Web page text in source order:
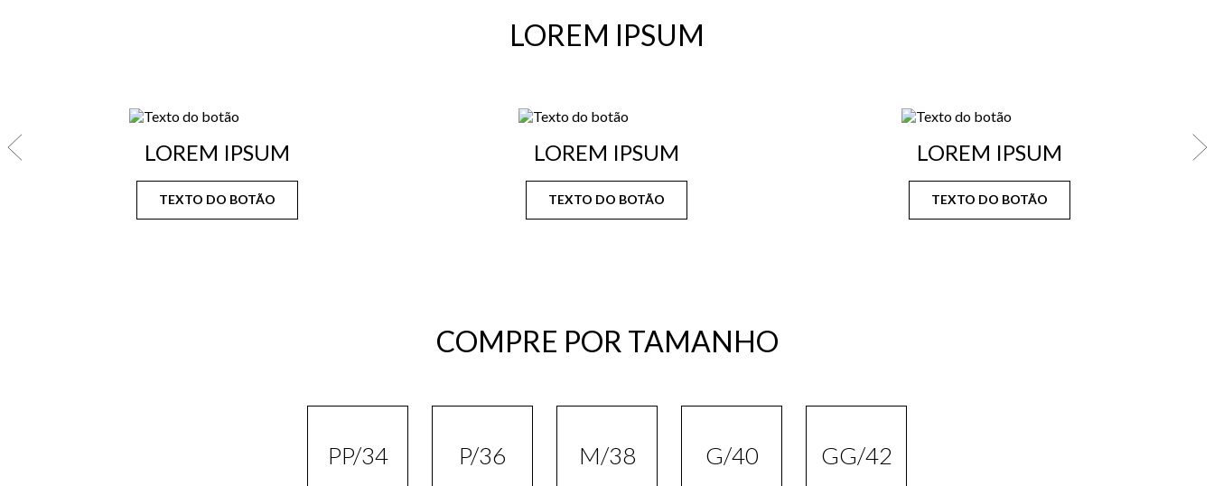
LOREM IPSUM
LOREM IPSUM
TEXTO DO BOTÃO
LOREM IPSUM
TEXTO DO BOTÃO
LOREM IPSUM
TEXTO DO BOTÃO
COMPRE POR TAMANHO
PP/34 P/36 M/38 G/40 GG/42